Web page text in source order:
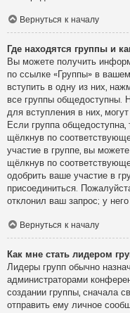
Вернуться к началу
Где находятся группы и
Вы можете получить
по ссылке «Группы» в
вступить в одну из них,
все группы общедоступны.
для вступления в них,
Если группа
щёлкнув по
участие в группе, вы
щёлкнув по
одобрить ваше участие в
присоединиться.
отклонил ваш запрос; у
Вернуться к началу
Как мне стать лидером
Лидеры групп обычно
администраторами
создании группы, сначала
отправить ему личное